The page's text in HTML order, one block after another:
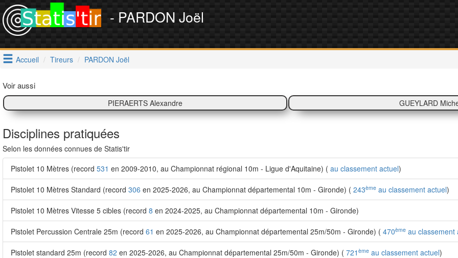
- PARDON Joël
Accueil Tireurs PARDON Joël
Voir aussi
PIERAERTS Alexandre GUEYLARD
Disciplines pratiquées
Selon les données connues de Statis'tir
Pistolet 10 Mètres (record 531 en 2009-2010, au Championnat régional 10m - Ligue d'Aquitaine) ( au classement actuel)
Pistolet 10 Mètres Standard (record 306 en 2025-2026, au Championnat départemental 10m - Gironde) ( 243ème au classement actuel)
Pistolet 10 Mètres Vitesse 5 cibles (record 8 en 2024-2025, au Championnat départemental 10m - Gironde)
Pistolet Percussion Centrale 25m (record 61 en 2025-2026, au Championnat départemental 25m/50m - Gironde) ( 470ème au classement
Pistolet standard 25m (record 82 en 2025-2026, au Championnat départemental 25m/50m - Gironde) ( 721 ème au classement actuel)